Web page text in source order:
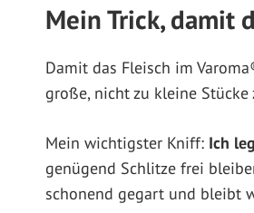
Mein Trick, damit
Damit das Fleisch im
große, nicht zu kleine Stücke
Mein wichtigster Kniff: Ich
genügend Schlitze frei
schonend gegart und bleibt